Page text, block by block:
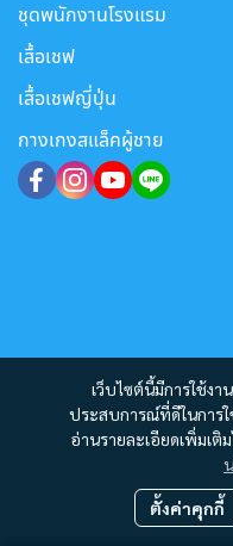
เว็บไซต์นี้มีการใช้ง
ประสบการณ์ที่ดีในการ
อ่านรายละเอียดเพิ่มเติ
ตั้งค่าคุกกี้
ชุดพนักงานโรงแรม
เสื้อเชฟ
เสื้อเชฟญี่ปุ่น
กางเกงสแล็คผู้ชาย